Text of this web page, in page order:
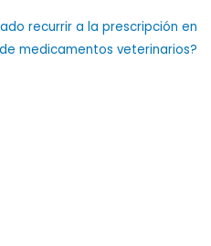
recurrir a la prescripción en
medicamentos veterinarios?